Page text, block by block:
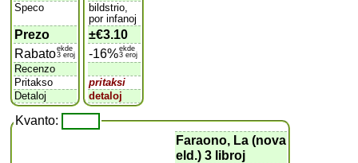
Speco
Prezo
Rabatoekde
3 eroj
Recenzo
Pritakso
Detaloj
bildstrio,
por infanoj
±€3.10
-16%ekde
3 eroj
pritaksi
detaloj
Kvanto:
Faraono, La (nova
eld.) 3 libroj